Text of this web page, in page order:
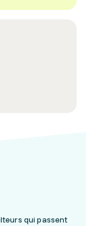
qui passent